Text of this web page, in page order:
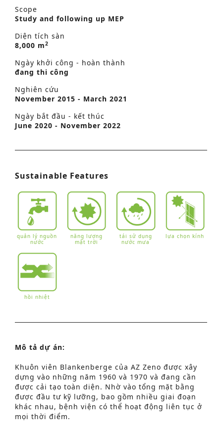
Scope
Study and following up MEP
Diện tích sàn
8,000 m2
Ngày khởi công - hoàn thành
đang thi công
Nghiên cứu
November 2015 - March 2021
Ngày bắt đầu - kết thúc
June 2020 - November 2022
Sustainable Features
quản lý nguồn
nước
năng lượng
mặt trời
tái sử dụng
nước mưa
lựa chọn kính
hồi nhiệt
Mô tả dự án:
Khuôn viên Blankenberge của AZ Zeno được xây
dựng vào những năm 1960 và 1970 và đang cần
được cải tạo toàn diện. Nhờ vào tổng mặt bằng
được đầu tư kỹ lưỡng, bao gồm nhiều giai đoạn
khác nhau, bệnh viện có thể hoạt động liên tục ở
mọi thời điểm.